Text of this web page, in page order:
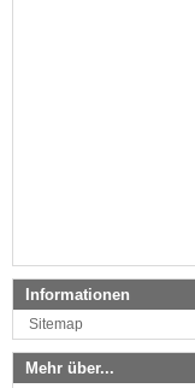
Informationen
Sitemap
Mehr über...